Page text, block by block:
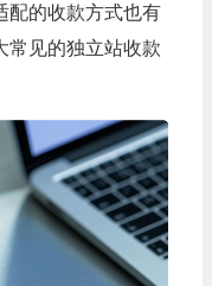
配的收款方式也有
常见的独立站收款